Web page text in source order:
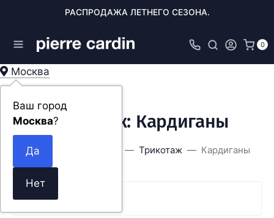
РАСПРОДАЖА ЛЕТНЕГО СЕЗОНА.
0
Москва
Ваш город
Москва?
Трикотаж: Кардиганы
Главная Трикотаж Кардиганы
SALE